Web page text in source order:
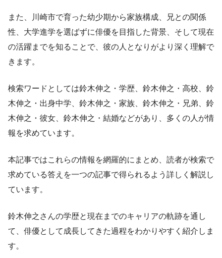
また、川崎市で育った幼少期から家族構成、兄との関係
性、大学進学を選ばずに俳優を目指した背景、そして現在
の活躍までを知ることで、彼の人となりがより深く理解で
きます。
検索ワードとしては鈴木伸之・学歴、鈴木伸之・高校、鈴
木伸之・出身中学、鈴木伸之・家族、鈴木伸之・兄弟、鈴
木伸之・彼女、鈴木伸之・結婚などがあり、多くの人が情
報を求めています。
本記事ではこれらの情報を網羅的にまとめ、読者が検索で
求めている答えを一つの記事で得られるよう詳しく解説し
ています。
鈴木伸之さんの学歴と現在までのキャリアの軌跡を通し
て、俳優として成長してきた過程をわかりやすく紹介しま
す。